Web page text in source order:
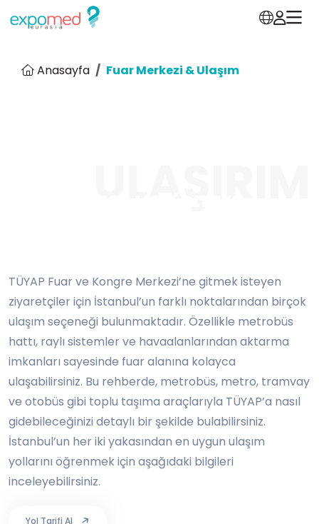
Anasayfa Fuar Merkezi & Ulaşım
TÜYAP Fuar ve Kongre Merkezi’ne gitmek isteyen
ziyaretçiler için İstanbul’un farklı noktalarından birçok
ulaşım seçeneği bulunmaktadır. Özellikle metrobüs
hattı, raylı sistemler ve havaalanlarından aktarma
imkanları sayesinde fuar alanına kolayca
ulaşabilirsiniz. Bu rehberde, metrobüs, metro, tramvay
ve otobüs gibi toplu taşıma araçlarıyla TÜYAP’a nasıl
gidebileceğinizi detaylı bir şekilde bulabilirsiniz.
İstanbul’un her iki yakasından en uygun ulaşım
yollarını öğrenmek için aşağıdaki bilgileri
inceleyebilirsiniz.
Yol Tarifi Al